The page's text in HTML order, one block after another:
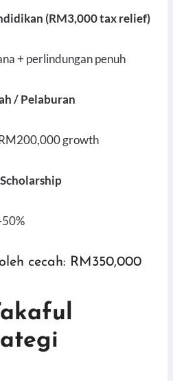
(RM3,000 tax relief)
+ perlindungan penuh
/ Pelaburan
growth
cecah: RM350,000